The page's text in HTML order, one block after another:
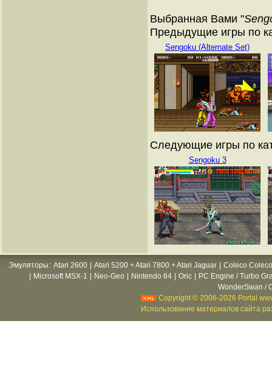
Выбранная Вами "
Предыдущие игры по
Sengoku (Alternate Set)
Следующие игры по
Sengoku 3
Эмуляторы : Atari 2600 Atari 5200 + Atari 7800 + Atari Jaguar
Coleco
Microsoft MSX-1 Neo-Geo Nintendo 64 Oric
PC Engine / Turbo
WonderSwan /
Copyright © 2006-2026 Portal
Использование материалов сайта